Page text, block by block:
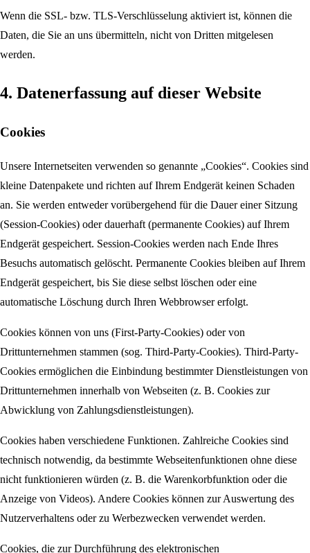
Wenn die SSL- bzw. TLS-Verschlüsselung aktiviert ist, können die
Daten, die Sie an uns übermitteln, nicht von Dritten mitgelesen
werden.
4. Datenerfassung auf dieser Website
Cookies
Unsere Internetseiten verwenden so genannte „Cookies“. Cookies sind
kleine Datenpakete und richten auf Ihrem Endgerät keinen Schaden
an. Sie werden entweder vorübergehend für die Dauer einer Sitzung
(Session-Cookies) oder dauerhaft (permanente Cookies) auf Ihrem
Endgerät gespeichert. Session-Cookies werden nach Ende Ihres
Besuchs automatisch gelöscht. Permanente Cookies bleiben auf Ihrem
Endgerät gespeichert, bis Sie diese selbst löschen oder eine
automatische Löschung durch Ihren Webbrowser erfolgt.
Cookies können von uns (First-Party-Cookies) oder von
Drittunternehmen stammen (sog. Third-Party-Cookies). Third-Party-
Cookies ermöglichen die Einbindung bestimmter Dienstleistungen von
Drittunternehmen innerhalb von Webseiten (z. B. Cookies zur
Abwicklung von Zahlungsdienstleistungen).
Cookies haben verschiedene Funktionen. Zahlreiche Cookies sind
technisch notwendig, da bestimmte Webseitenfunktionen ohne diese
nicht funktionieren würden (z. B. die Warenkorbfunktion oder die
Anzeige von Videos). Andere Cookies können zur Auswertung des
Nutzerverhaltens oder zu Werbezwecken verwendet werden.
Cookies, die zur Durchführung des elektronischen